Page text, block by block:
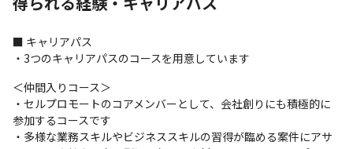
■ キャリアパス
・3つのキャリアパスのコースを用意しています
＜仲間入りコース＞
・セルプロモートのコアメンバーとして、会社創りにも積極的に
参加するコースです
・多様な業務スキルやビジネススキルの習得が臨める案件にアサ